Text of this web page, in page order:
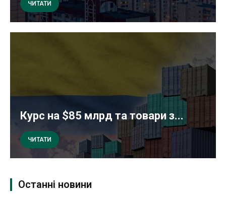
ЧИТАТИ
Курс на $85 млрд та товари з...
ЧИТАТИ
Останні новини